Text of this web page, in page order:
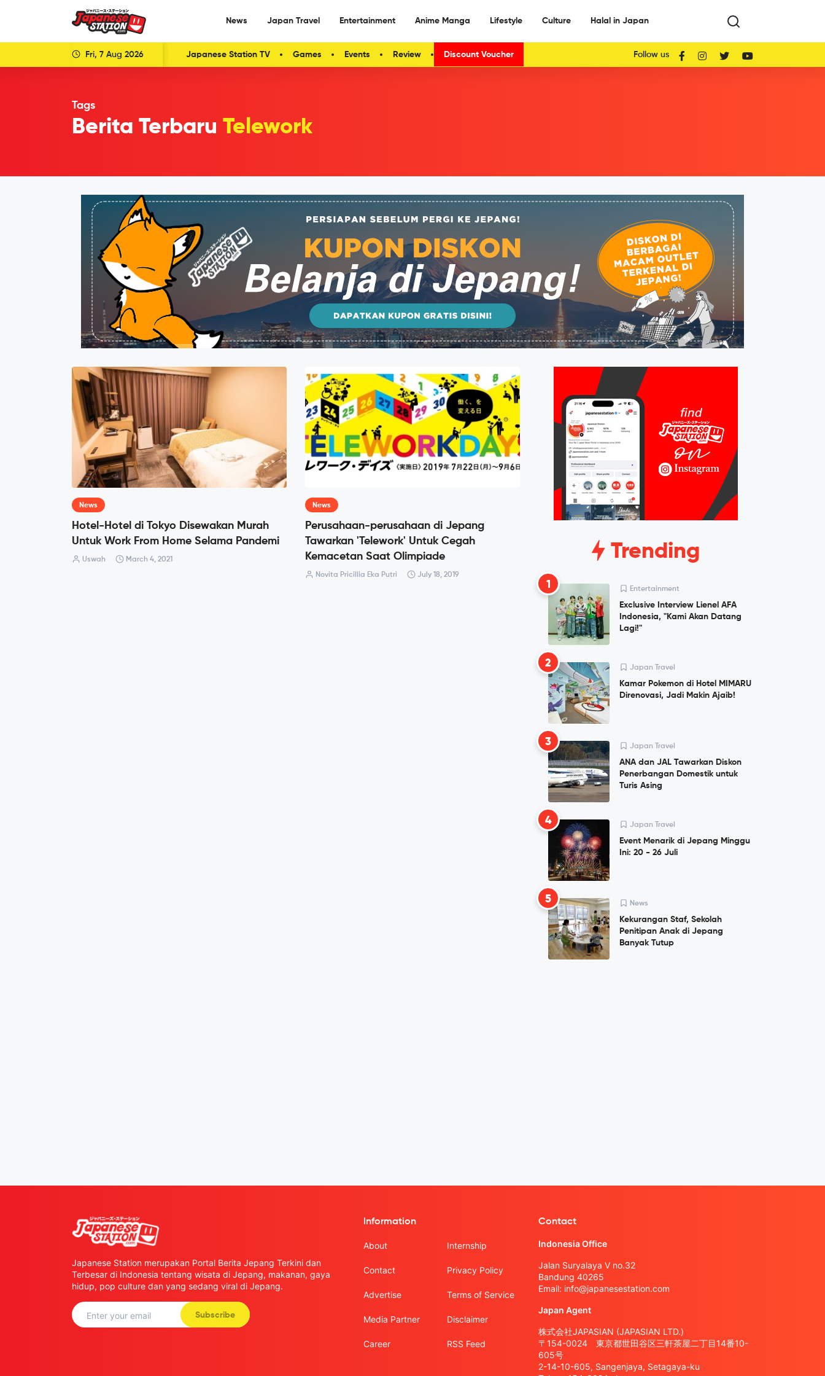
News Japan Travel Entertainment Anime Manga Lifestyle Culture Halal in Japan
Fri, 7 Aug 2026 Japanese Station TV Games Events Review Discount Voucher Follow us
Tags
Berita Terbaru Telework
News
Hotel-Hotel di Tokyo Disewakan Murah
Untuk Work From Home Selama Pandemi
Uswah March 4, 2021
News
Perusahaan-perusahaan di Jepang
Tawarkan 'Telework' Untuk Cegah
Kemacetan Saat Olimpiade
Novita Pricillia Eka Putri July 18, 2019
Trending
1 Entertainment
Exclusive Interview Lienel AFA
Indonesia, "Kami Akan Datang
Lagi!"
2 Japan Travel
Kamar Pokemon di Hotel MIMARU
Direnovasi, Jadi Makin Ajaib!
3 Japan Travel
ANA dan JAL Tawarkan Diskon
Penerbangan Domestik untuk
Turis Asing
4 Japan Travel
Event Menarik di Jepang Minggu
Ini: 20 - 26 Juli
5 News
Kekurangan Staf, Sekolah
Penitipan Anak di Jepang
Banyak Tutup
Japanese Station merupakan Portal Berita Jepang Terkini dan
Terbesar di Indonesia tentang wisata di Jepang, makanan, gaya
hidup, pop culture dan yang sedang viral di Jepang.
Subscribe
Information
About
Contact
Advertise
Media Partner
Career
Internship
Privacy Policy
Terms of Service
Disclaimer
RSS Feed
Contact
Indonesia Office
Jalan Suryalaya V no.32
Bandung 40265
Email: info@japanesestation.com
Japan Agent
株式会社JAPASIAN (JAPASIAN LTD.)
〒154-0024 東京都世田谷区三軒茶屋二丁目14番10-
605号
2-14-10-605, Sangenjaya, Setagaya-ku